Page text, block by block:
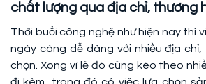
chất lượng qua địa chỉ, thương
Thời buổi công nghệ như hiện nay thì
ngày càng dễ dàng với nhiều địa chỉ,
chọn. Xong vì lẽ đó cũng kéo theo